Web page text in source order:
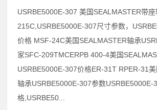
USRBE5000E-307 美国SEALMASTER带
215C,USRBE5000E-307尺寸参数，
价格 MSF-24C美国SEALMASTER轴承
家SFC-209TMCERPB 400-4美国
USRBE5000E-307价格ER-31T RPER-31
轴承USRBE5000E-307参数USRBE5000E-
格,USRBE50...